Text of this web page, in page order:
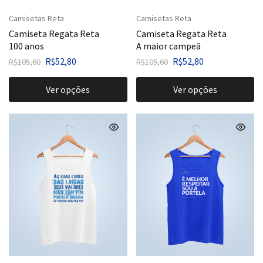
Camisetas Reta
Camiseta Regata Reta
100 anos
R$105,60 R$52,80
Ver opções
Camisetas Reta
Camiseta Regata Reta
A maior campeã
R$105,60 R$52,80
Ver opções